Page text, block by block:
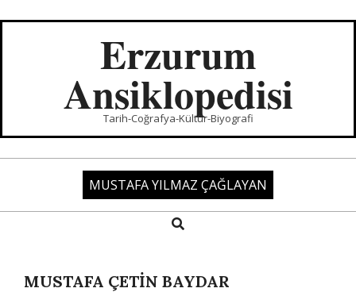
Erzurum
Ansiklopedisi
Tarih-Coğrafya-Kültür-Biyografi
MUSTAFA YILMAZ ÇAĞLAYAN
Search
MUSTAFA ÇETİN BAYDAR